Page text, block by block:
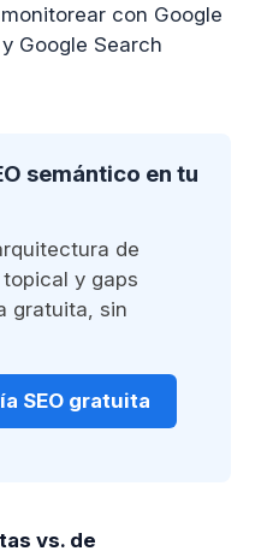
con Google
Google Search
semántico en tu
de
y gaps
gratuita, sin
SEO gratuita
vs. de